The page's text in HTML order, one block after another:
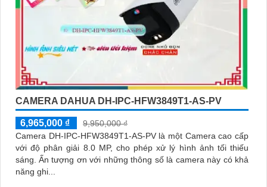
CAMERA DAHUA DH-IPC-HFW3849T1-AS-PV
6,965,000 ₫
9,950,000 ₫
Camera DH-IPC-HFW3849T1-AS-PV là một Camera cao cấp
với độ phân giải 8.0 MP, cho phép xử lý hình ảnh tối thiếu
sáng. Ấn tượng ơn với những thông số là camera này có khả
năng ghi...